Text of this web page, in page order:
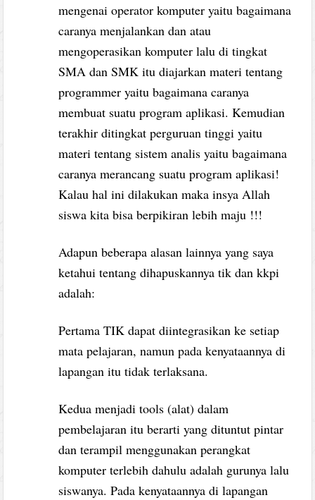
mengenai operator komputer yaitu bagaimana
caranya menjalankan dan atau
mengoperasikan komputer lalu di tingkat
SMA dan SMK itu diajarkan materi tentang
programmer yaitu bagaimana caranya
membuat suatu program aplikasi. Kemudian
terakhir ditingkat perguruan tinggi yaitu
materi tentang sistem analis yaitu bagaimana
caranya merancang suatu program aplikasi!
Kalau hal ini dilakukan maka insya Allah
siswa kita bisa berpikiran lebih maju !!!
Adapun beberapa alasan lainnya yang saya
ketahui tentang dihapuskannya tik dan kkpi
adalah:
Pertama TIK dapat diintegrasikan ke setiap
mata pelajaran, namun pada kenyataannya di
lapangan itu tidak terlaksana.
Kedua menjadi tools (alat) dalam
pembelajaran itu berarti yang dituntut pintar
dan terampil menggunakan perangkat
komputer terlebih dahulu adalah gurunya lalu
siswanya. Pada kenyataannya di lapangan